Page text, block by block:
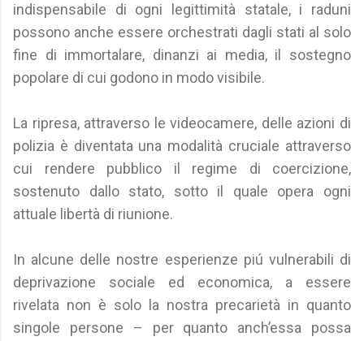
indispensabile di ogni legittimità statale, i raduni
possono anche essere orchestrati dagli stati al solo
fine di immortalare, dinanzi ai media, il sostegno
popolare di cui godono in modo visibile.
La ripresa, attraverso le videocamere, delle azioni di
polizia è diventata una modalità cruciale attraverso
cui rendere pubblico il regime di coercizione,
sostenuto dallo stato, sotto il quale opera ogni
attuale libertà di riunione.
In alcune delle nostre esperienze piú vulnerabili di
deprivazione sociale ed economica, a essere
rivelata non è solo la nostra precarietà in quanto
singole persone – per quanto anch’essa possa